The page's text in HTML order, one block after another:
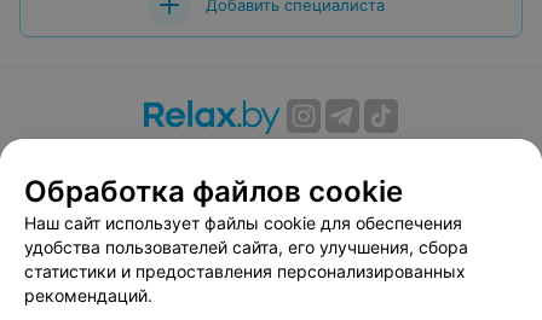
Добавить специалиста
Вакансии
Публичный договор
Способы оплаты
Публичный договор по использованию сервиса
«Афиша»
Пользовательское соглашение
Обработка файлов cookie
Наш сайт использует файлы cookie для обеспечения
удобства пользователей сайта, его улучшения, сбора
статистики и предоставления персонализированных
рекомендаций.